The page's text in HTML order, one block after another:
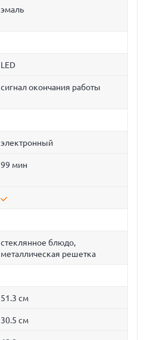
эмаль
LED
сигнал окончания работы
электронный
99 мин
стеклянное блюдо,
металлическая решетка
51.3 см
30.5 см